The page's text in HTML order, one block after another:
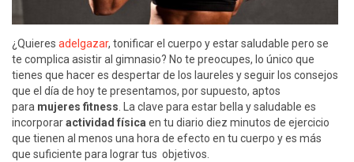
¿Quieres adelgazar, tonificar el cuerpo y estar saludable pero se
te complica asistir al gimnasio? No te preocupes, lo único que
tienes que hacer es despertar de los laureles y seguir los consejos
que el día de hoy te presentamos, por supuesto, aptos
para mujeres fitness. La clave para estar bella y saludable es
incorporaractividad física en tu diario diez minutos de ejercicio
que tienen al menos una hora de efecto en tu cuerpo y es más
que suficiente para lograr tus objetivos.